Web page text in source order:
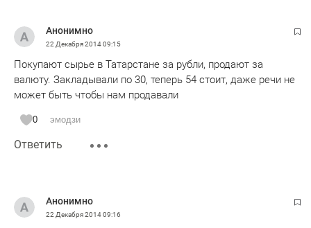
Анонимно
22 Декабря 201409:15
Покупают сырье в Татарстане за рубли, продают за
валюту. Закладывали по 30, теперь 54 стоит, даже речи не
может быть чтобы нам продавали
0 эмодзи
Ответить
Анонимно
22 Декабря 201409:16